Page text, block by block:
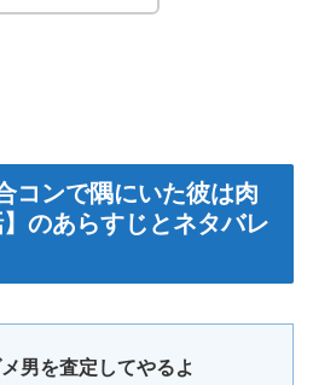
コンで隅にいた彼は肉
のあらすじとネタバレ
男を査定してやるよ